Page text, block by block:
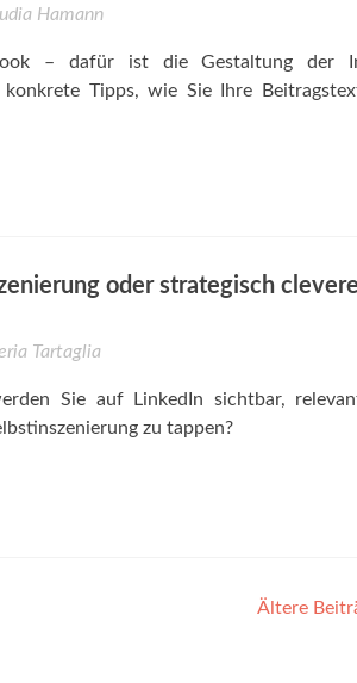
Hamann
– dafür ist die Gestaltung der
Tipps, wie Sie Ihre
oder strategisch clevere
Tartaglia
Sie auf LinkedIn sichtbar,
zu tappen?
Ältere